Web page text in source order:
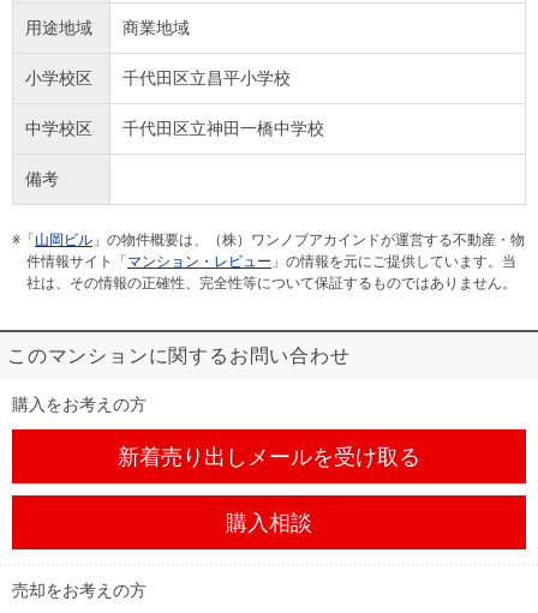
用途地域 商業地域
小学校区 千代田区立昌平小学校
中学校区 千代田区立神田一橋中学校
備考
※「 山岡ビル 」の物件概要は、（株）ワンノブアカインドが運営する不動産・物
件情報サイト「 マンション・レビュー 」の情報を元にご提供しています。当
社は、その情報の正確性、完全性等について保証するものではありません。
このマンションに関するお問い合わせ
購入をお考えの方
新着売り出しメールを受け取る
購入相談
売却をお考えの方